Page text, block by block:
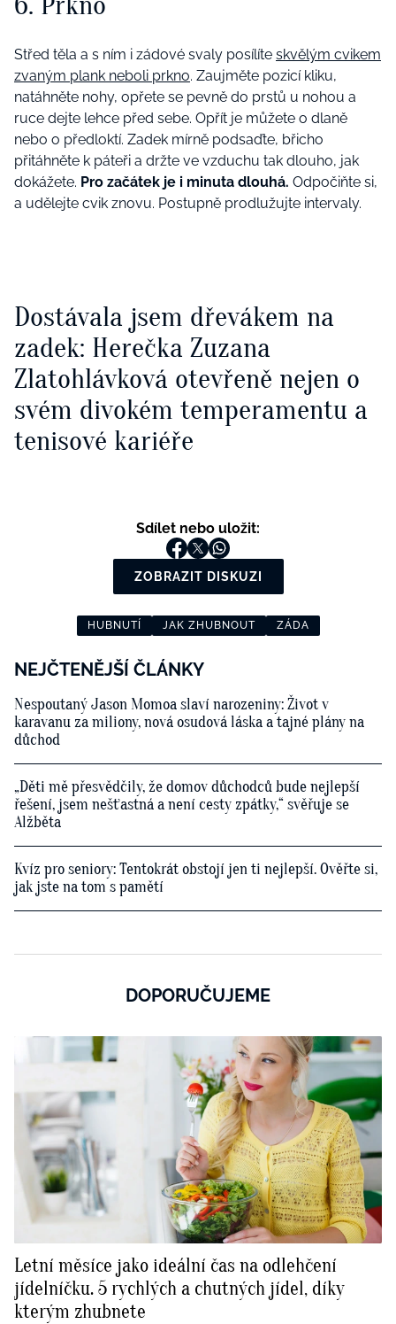
Střed těla a s ním i zádové svaly posílíte skvělým cvikem
zvaným plank neboli prkno. Zaujměte pozicí kliku,
natáhněte nohy, opřete se pevně do prstů u nohou a
ruce dejte lehce před sebe. Opřít je můžete o dlaně
nebo o předloktí. Zadek mírně podsaďte, břicho
přitáhněte k páteři a držte ve vzduchu tak dlouho, jak
dokážete. Pro začátek je i minuta dlouhá. Odpočiňte si,
a udělejte cvik znovu. Postupně prodlužujte intervaly.
Dostávala jsem dřevákem na
zadek: Herečka Zuzana
Zlatohlávková otevřeně nejen o
svém divokém temperamentu a
tenisové kariéře
Sdílet nebo uložit:
ZOBRAZIT DISKUZI
HUBNUTÍ JAK ZHUBNOUT ZÁDA
NEJČTENĚJŠÍ ČLÁNKY
Nespoutaný Jason Momoa slaví narozeniny: Život v
karavanu za miliony, nová osudová láska a tajné plány na
důchod
„Děti mě přesvědčily, že domov důchodců bude nejlepší
řešení, jsem nešťastná a není cesty zpátky,“ svěřuje se
Alžběta
Kvíz pro seniory: Tentokrát obstojí jen ti nejlepší. Ověřte si,
jak jste na tom s pamětí
DOPORUČUJEME
Letní měsíce jako ideální čas na odlehčení
jídelníčku. 5 rychlých a chutných jídel, díky
kterým zhubnete